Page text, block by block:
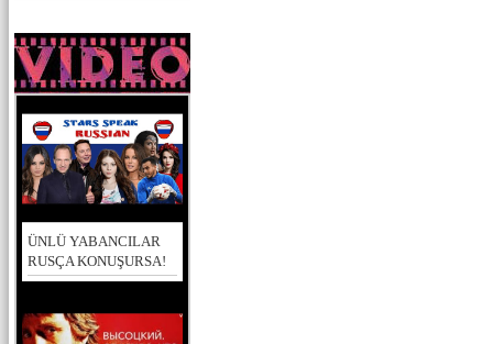
ÜNLÜ YABANCILAR
RUSÇA KONUŞURSA!